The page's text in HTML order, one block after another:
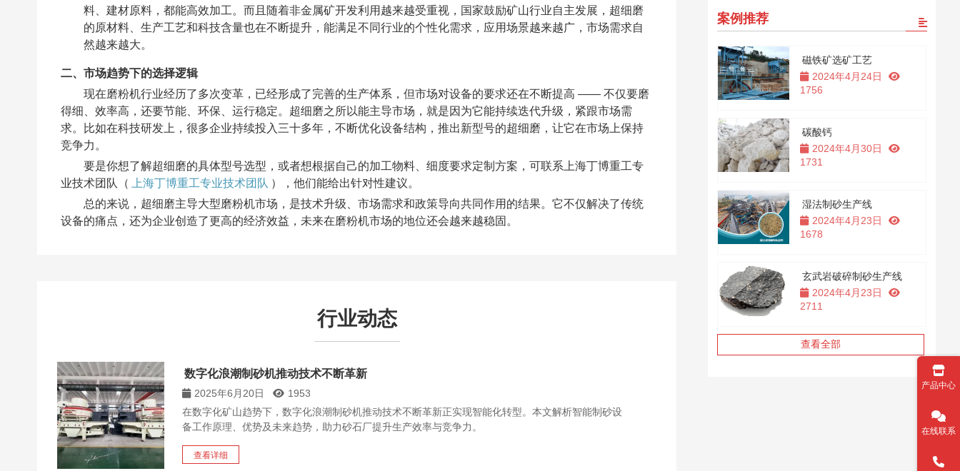
料、建材原料，都能高效加工。而且随着非金属矿开发利用越来越受重视，国家鼓励矿山行业自主发展，超细磨
的原材料、生产工艺和科技含量也在不断提升，能满足不同行业的个性化需求，应用场景越来越广，市场需求自
然越来越大。
二、市场趋势下的选择逻辑
现在磨粉机行业经历了多次变革，已经形成了完善的生产体系，但市场对设备的要求还在不断提高 —— 不仅要磨
得细、效率高，还要节能、环保、运行稳定。超细磨之所以能主导市场，就是因为它能持续迭代升级，紧跟市场需
求。比如在科技研发上，很多企业持续投入三十多年，不断优化设备结构，推出新型号的超细磨，让它在市场上保持
竞争力。
要是你想了解超细磨的具体型号选型，或者想根据自己的加工物料、细度要求定制方案，可联系上海丁博重工专
业技术团队（
上海丁博重工专业技术团队 ），他们能给出针对性建议。
总的来说，超细磨主导大型磨粉机市场，是技术升级、市场需求和政策导向共同作用的结果。它不仅解决了传统
设备的痛点，还为企业创造了更高的经济效益，未来在磨粉机市场的地位还会越来越稳固。
行业动态
数字化浪潮制砂机推动技术不断革新
2025年6月20日
1953
在数字化矿山趋势下，数字化浪潮制砂机推动技术不断革新正实现智能化转型。本文解析智能制砂设
备工作原理、优势及未来趋势，助力砂石厂提升生产效率与竞争力。
查看详细
案例推荐
磁铁矿选矿工艺
2024年4月24日
1756
碳酸钙
2024年4月30日
1731
湿法制砂生产线
2024年4月23日
1678
玄武岩破碎制砂生产线
2024年4月23日
2711
查看全部
产品中心
在线联系